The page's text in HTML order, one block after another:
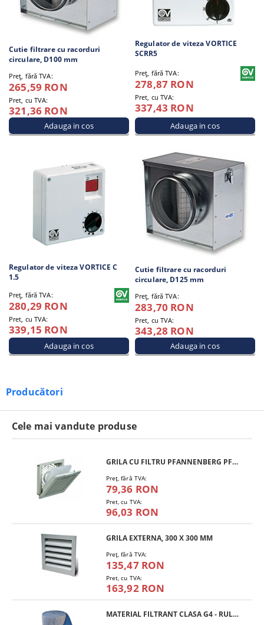
Cutie filtrare cu racorduri
circulare, D100 mm
Preţ, fără TVA:
265,59 RON
Pret, cu TVA:
321,36 RON
Regulator de viteza VORTICE
SCRR5
Preţ, fără TVA:
278,87 RON
Pret, cu TVA:
337,43 RON
Regulator de viteza VORTICE C
1.5
Preţ, fără TVA:
280,29 RON
Pret, cu TVA:
339,15 RON
Cutie filtrare cu racorduri
circulare, D125 mm
Preţ, fără TVA:
283,70 RON
Pret, cu TVA:
343,28 RON
Producători
Cele mai vandute produse
GRILA CU FILTRU PFANNENBERG PFA 10.000
Preţ, fără TVA:
79,36 RON
Pret, cu TVA:
96,03 RON
GRILA EXTERNA, 300 X 300 MM
Preţ, fără TVA:
135,47 RON
Pret, cu TVA:
163,92 RON
MATERIAL FILTRANT CLASA G4 - RULOU